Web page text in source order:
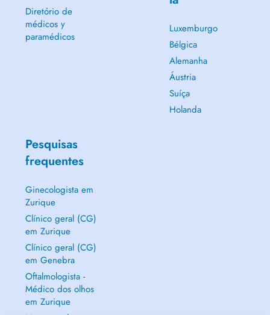
Diretório de
médicos y
paramédicos
Luxemburgo
Bélgica
Alemanha
Áustria
Suíça
Holanda
Pesquisas
frequentes
Ginecologista em
Zurique
Clínico geral (CG)
em Zurique
Clínico geral (CG)
em Genebra
Oftalmologista -
Médico dos olhos
em Zurique